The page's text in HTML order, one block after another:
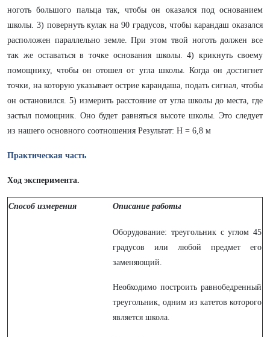
ноготь большого пальца так, чтобы он оказался под основанием
школы. 3) повернуть кулак на 90 градусов, чтобы карандаш оказался
расположен параллельно земле. При этом твой ноготь должен все
так же оставаться в точке основания школы. 4) крикнуть своему
помощнику, чтобы он отошел от угла школы. Когда он достигнет
точки, на которую указывает острие карандаша, подать сигнал, чтобы
он остановился. 5) измерить расстояние от угла школы до места, где
застыл помощник. Оно будет равняться высоте школы. Это следует
из нашего основного соотношения Результат: H = 6,8 м
Практическая часть
Ход эксперимента.
Способ измерения Описание работы
Оборудование: треугольник с углом 45
градусов или любой предмет его
заменяющий.
Необходимо построить равнобедренный
треугольник, одним из катетов которого
является школа.